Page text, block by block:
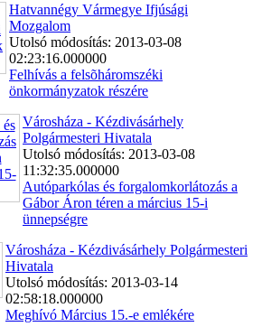
Hatvannégy Vármegye Ifjúsági
Mozgalom
Utolsó módosítás: 2013-03-08
02:23:16.000000
Felhívás a felsõháromszéki
önkormányzatok részére
Városháza - Kézdivásárhely
Polgármesteri Hivatala
Utolsó módosítás: 2013-03-08
11:32:35.000000
Autóparkólas és forgalomkorlátozás a
Gábor Áron téren a március 15-i
ünnepségre
Városháza - Kézdivásárhely Polgármesteri
Hivatala
Utolsó módosítás: 2013-03-14
02:58:18.000000
Meghívó Március 15.-e emlékére